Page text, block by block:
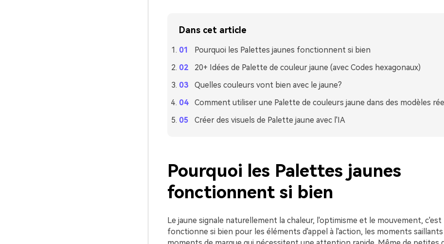
Dans cet article
Pourquoi les Palettes jaunes fonctionnent si bien
20+ Idées de Palette de couleur jaune (avec Codes hexagonaux)
Quelles couleurs vont bien avec le jaune?
Comment utiliser une Palette de couleurs jaune dans des modèles
Créer des visuels de Palette jaune avec l'IA
Pourquoi les Palettes jaunes
fonctionnent si bien
Le jaune signale naturellement la chaleur, l'optimisme et le mouvement, c'est
fonctionne si bien pour les éléments d'appel à l'action, les moments